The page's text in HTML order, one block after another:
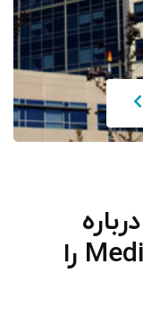
بیمارستان مرکزی Medilink را